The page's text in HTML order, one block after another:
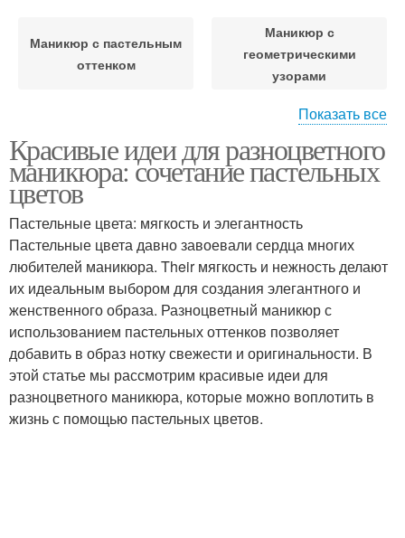
Маникюр с пастельным
оттенком
Маникюр с
геометрическими
узорами
Летний маникюр Осенний маникюр
Зимний маникюр
Маникюр с неоновыми
акцентами
Маникюр с блестящими
деталями
Пастельный маникюр
Оттенки для
Показать все
Красивые идеи для разноцветного
маникюра: сочетание пастельных
цветов
Пастельные цвета: мягкость и элегантность
Пастельные цвета давно завоевали сердца многих
любителей маникюра. Their мягкость и нежность делают
их идеальным выбором для создания элегантного и
женственного образа. Разноцветный маникюр с
использованием пастельных оттенков позволяет
добавить в образ нотку свежести и оригинальности. В
этой статье мы рассмотрим красивые идеи для
разноцветного маникюра, которые можно воплотить в
жизнь с помощью пастельных цветов.